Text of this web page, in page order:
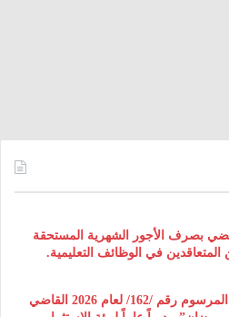
بصرف الأجور الشهرية المستحقة
في الوظائف التعليمية.
الرئيس “أحمد الشرع” يصدر المرسوم رقم /162/ لعام 2026 ‌القاضي